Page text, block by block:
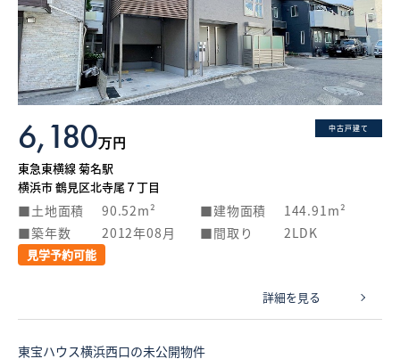
中古戸建て
6,180万円
東急東横線 菊名駅
横浜市 鶴見区北寺尾７丁目
土地面積 90.52m² 建物面積
144.91m²
築年数
2012年08月 間取り 2LDK
見学予約可能
詳細を見る
東宝ハウス横浜西口の未公開物件